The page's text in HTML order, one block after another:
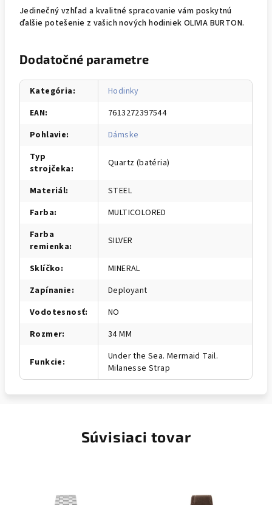
Jedinečný vzhľad a kvalitné spracovanie vám poskytnú
ďalšie potešenie z vašich nových hodiniek OLIVIA BURTON.
Dodatočné parametre
Kategória:
Hodinky
EAN:
7613272397544
Pohlavie:
Dámske
Typ
strojčeka: Quartz (batéria)
Materiál:
STEEL
Farba:
MULTICOLORED
Farba
remienka: SILVER
Sklíčko:
MINERAL
Zapínanie:
Deployant
Vodotesnosť:
NO
Rozmer: 34 MM
Funkcie:
Under the Sea. Mermaid Tail.
Milanesse Strap
Súvisiaci tovar